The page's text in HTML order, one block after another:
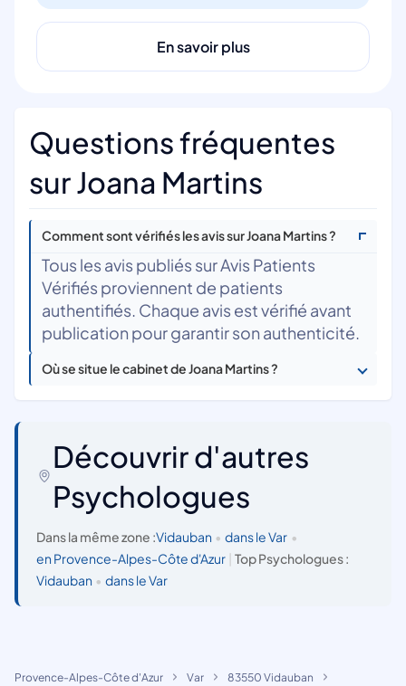
En savoir plus
Questions fréquentes
sur Joana Martins
Comment sont vérifiés les avis sur Joana Martins ?
Tous les avis publiés sur Avis Patients
Vérifiés proviennent de patients
authentifiés. Chaque avis est vérifié avant
publication pour garantir son authenticité.
Où se situe le cabinet de Joana Martins ?
Découvrir d'autres
Psychologues
Dans la même zone :Vidauban • dans le Var •
en Provence-Alpes-Côte d'Azur
Top Psychologues :
Vidauban • dans le Var
Provence-Alpes-Côte d'Azur Var 83550 Vidauban